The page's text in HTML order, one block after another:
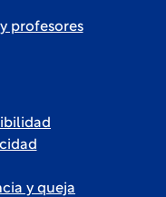
profesores
y queja